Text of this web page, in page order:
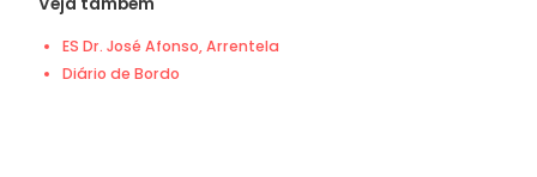
ES Dr. José Afonso, Arrentela
Diário de Bordo